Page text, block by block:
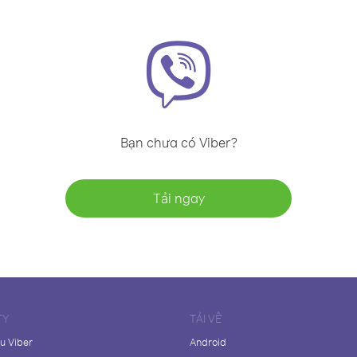
Bạn chưa có Viber?
Tải ngay
Viber
TẢI VỀ
Android